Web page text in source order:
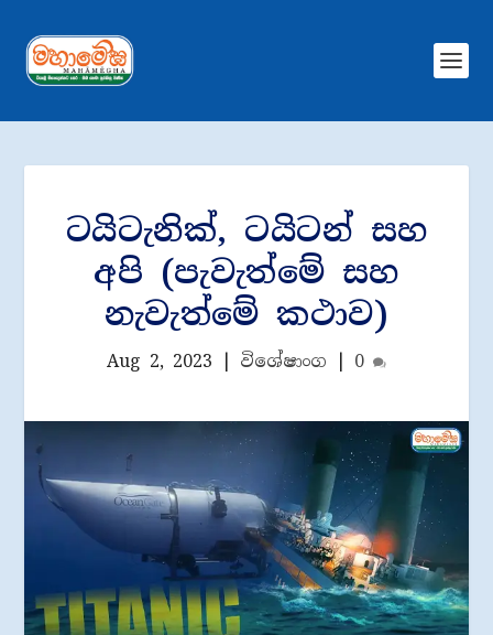
ටයිටැනික්, ටයිටන් සහ
අපි (පැවැත්මේ සහ
නැවැත්මේ කථාව)
Aug 2, 2023 විශේෂාංග 0